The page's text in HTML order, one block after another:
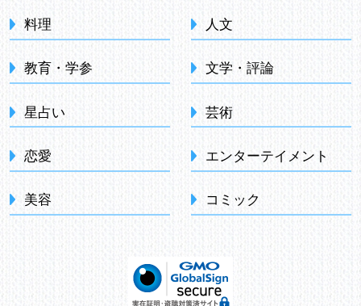
料理
教育・学参
星占い
恋愛
美容
人文
文学・評論
芸術
エンターテイメント
コミック